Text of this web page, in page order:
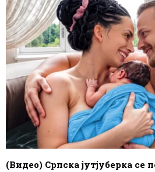
(Видео) Српска јутјуберка се